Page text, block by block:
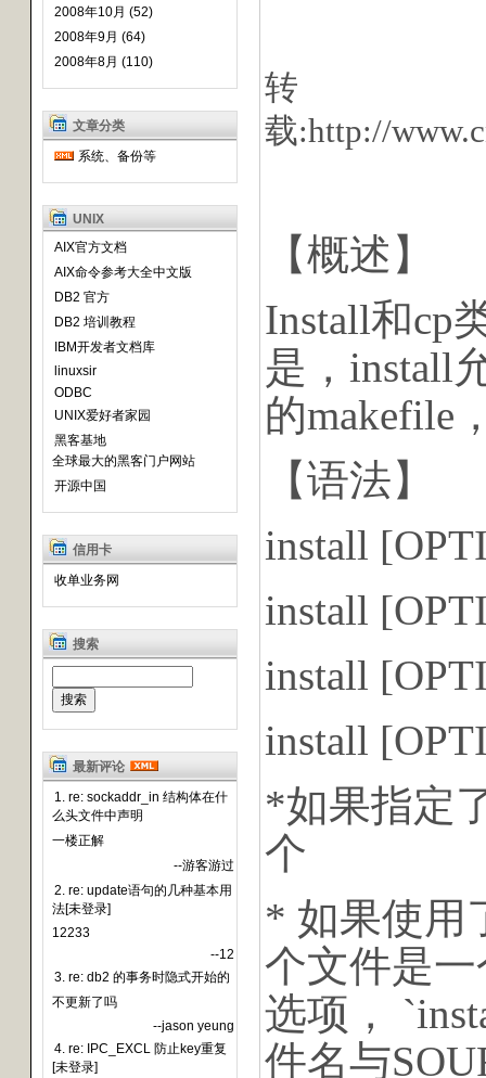
2008年10月 (52)
2008年9月 (64)
2008年8月 (110)
文章分类
系统、备份等
UNIX
AIX官方文档
AIX命令参考大全中文版
DB2 官方
DB2 培训教程
IBM开发者文档库
linuxsir
ODBC
UNIX爱好者家园
黑客基地
全球最大的黑客门户网站
开源中国
信用卡
收单业务网
搜索
最新评论
1. re: sockaddr_in 结构体在什
么头文件中声明
一楼正解
--游客游过
2. re: update语句的几种基本用
法[未登录]
12233
--12
3. re: db2 的事务时隐式开始的
不更新了吗
--jason yeung
4. re: IPC_EXCL 防止key重复
[未登录]
转
载:http://
【概述】
Install和cp
是，install
的makefile
【语法】
install
install
install
install
*如果指定
个
* 如果使用
个文件是一
选项，
件名与